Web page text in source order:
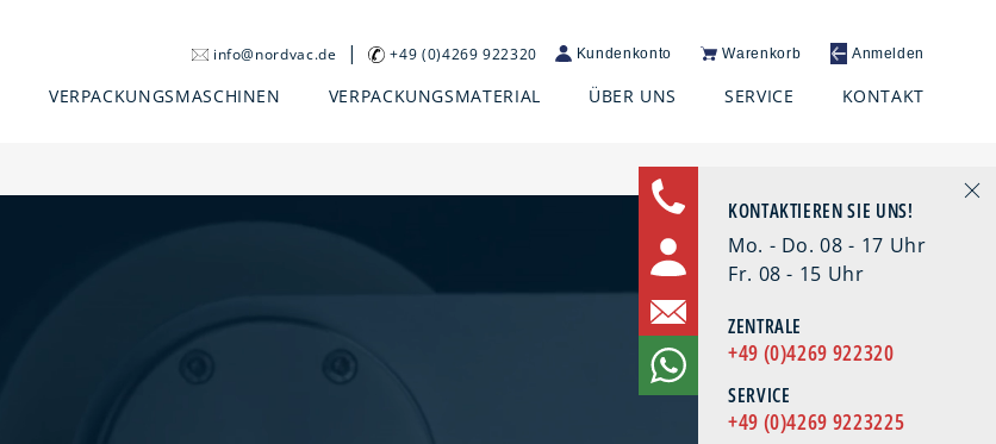
KONTAKTIEREN SIE UNS!
Mo. - Do. 08 - 17 Uhr
Fr. 08 - 15 Uhr
ZENTRALE
+49 (0)4269 922320
SERVICE
+49 (0)4269 9223225
VERPACKUNGSMASCHINEN VERPACKUNGSMATERIAL ÜBER UNS SERVICE KONTAKT
Kundenkonto Warenkorb Anmelden
info@nordvac.de | +49 (0)4269 922320